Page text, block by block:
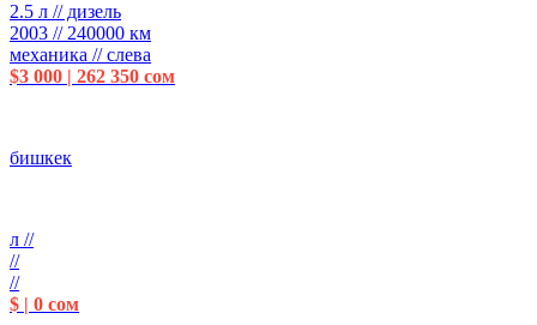
2.5 л // дизель
2003 // 240000 км
механика // слева
$3 000 | 262 350 сом
бишкек
л //
//
//
$ | 0 сом